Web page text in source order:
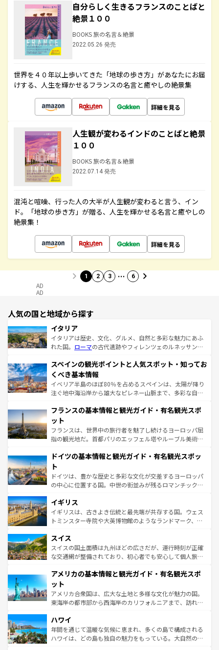
自分らしく生きるフランスのことばと
絶景１００
BOOKS 旅の名言＆絶景
2022.05.26 発売
世界を４０年以上歩いてきた「地球の歩き方」があなたにお届
けする、人生を輝かせるフランスの名言と癒やしの絶景集
詳細を見る
人生観が変わるインドのことばと絶景
１００
BOOKS 旅の名言＆絶景
2022.07.14 発売
混沌と喧噪、行った人の大半が人生観が変わると言う、イン
ド。「地球の歩き方」が贈る、人生を輝かせる名言と癒やしの
絶景集！
詳細を見る
1 2 3 … 6
AD
AD
人気の国と地域から探す
イタリア
イタリアは歴史、文化、グルメ、自然と多彩な魅力にあふ
れた国。 ローマの古代遺跡やフィレンツェのルネッサンス
ろん、トスカーナの美しい田園風景やアマルフィ海岸の絶
景など、自然景観も見逃せない。観光の合間には、本場の
ピザやパスタなど、絶品のイタリア料理を堪能することも
できる。朝目覚めてから夜眠るまで、すべての瞬間を楽し
なお、新着のイタリア情報はコンテンツ一覧を参照してほ
しい。
スペインの観光ポイントと人気スポット・知ってお
くべき基本情報
イベリア半島のほぼ80％を占めるスペインは、太陽が降り
注ぐ地中海沿岸から雄大なピレネー山脈まで、多彩な自然
文化が根付くこの国では、情熱的なフラメンコ、熱気あふ
れる闘牛、そして美味しいタパスが生活の一部となってい
る。首都マドリードの洗練された雰囲気や、バルセロナの
アートに溢れた街角から、地方では古代ローマ遺跡や中世
せる。地方によって風土や気候が異なるスペインはその個
ンテンツ一覧 を参照してほしい。
フランスの基本情報と観光ガイド・有名観光スポ
ット
フランスは、世界中の旅行者を魅了し続けるヨーロッパ屈
指の観光地だ。首都パリのエッフェル塔やルーブル美術館
で、幅広い魅力が詰まっている。華麗な宮殿、歴史的な大
聖堂、美しいビーチ、そして豊かな自然が、訪れる者を心
から魅了する。また、フランスは美食の国としても知ら
れ、フランス料理はユネスコ無形文化遺産にも登録されて
香り高いラベンダー畑など、多彩な楽しみ方が可能だ。さ
らに、パリ以外の地域にも魅力が溢れており、どの街角に
も豊かな歴史と文化が息づいている。パリ以外の個性あふ
を参照してほしい。
ドイツの基本情報と観光ガイド・有名観光スポッ
ト
ドイツは、豊かな歴史と多彩な文化が交差するヨーロッパ
の中心に位置する国。中世の街並みが残るロマンチック街
顔を持つこの国は、どこを歩いても飽きることがない。ベ
ルリンの文化的活気、バイエルン州のアルプスの絶景、そ
してライン川沿いのワイン畑といった風景は必見。ビール
は、お酒好きな人にはぜひ体験してほしい。 なお、新着の
ドイツ情報はコンテンツ一覧を参照してほしい。
イギリス
イギリスは、古きよき伝統と最先端が共存する国。ウェス
トミンスター寺院や大英博物館のようなランドマーク、歴
リアごとに異なる魅力がある。また、優雅なアフタヌーン
ティー、ビール好きにはたまらない英国パブ、サッカー観
戦など、本場だからこそできる体験も豊富。イギリスを旅
ンツ一覧を参照してほしい。
スイス
スイスの国土面積は九州ほどの広さだが、運行時刻が正確
な交通網が整備されており、初心者でも安心して個人旅行
の建物がそのまま残る町や、スイスならではのユニークな
博物館もあり、アルプス観光だけでなく町歩きも満喫する
ことができる。国民の所得が高いため物価も高いが、旅行
者向けの交通パス提供のサービスもあり、うまく活用すれ
着のスイス情報は
アメリカの基本情報と観光ガイド・有名観光スポ
ット
アメリカ合衆国は、広大な土地と多様な文化が魅力の国。
東海岸の都市部から西海岸のカリフォルニアまで、訪れる
のような巨大都市は、観光、ショッピング、エンターテイ
ンメントが詰まった刺激的なスポットだ。一方、アメリカ
西部には大自然が広がり、グランドキャニオンやイエロー
ハワイ
年間を通じて温暖な気候に恵まれ、多くの島で構成される
ハワイは、どの島も独自の魅力をもっている。大自然の神